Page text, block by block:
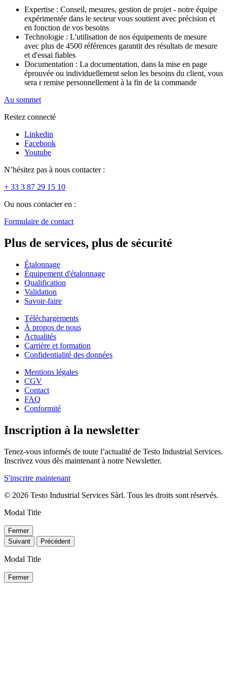
Expertise : Conseil, mesures, gestion de projet - notre équipe
expérimentée dans le secteur vous soutient avec précision et
en fonction de vos besoins
Technologie : L'utilisation de nos équipements de mesure
avec plus de 4500 références garantit des résultats de mesure
et d'essai fiables
Documentation : La documentation, dans la mise en page
éprouvée ou individuellement selon les besoins du client, vous
sera r remise personnellement à la fin de la commande
Au sommet
Restez connecté
Linkedin
Facebook
Youtube
N’hésitez pas à nous contacter :
+ 33 3 87 29 15 10
Ou nous contacter en :
Formulaire de contact
Plus de services, plus de sécurité
Étalonnage
Équipement d'étalonnage
Qualification
Validation
Savoir-faire
Téléchargements
À propos de nous
Actualités
Carrière et formation
Confidentialité des données
Mentions légales
CGV
Contact
FAQ
Conformité
Inscription à la newsletter
Tenez-vous informés de toute l’actualité de Testo Industrial Services.
Inscrivez vous dès maintenant à notre Newsletter.
S'inscrire maintenant
© 2026 Testo Industrial Services Sàrl. Tous les droits sont réservés.
Modal Title
Fermer
Suivant
Précédent
Modal Title
Fermer